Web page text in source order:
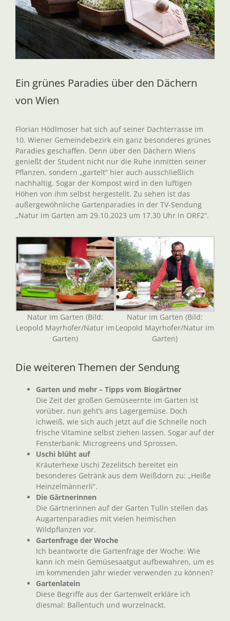
Ein grünes Paradies über den Dächern
von Wien
Florian Hödlmoser hat sich auf seiner Dachterrasse im
10. Wiener Gemeindebezirk ein ganz besonderes grünes
Paradies geschaffen. Denn über den Dächern Wiens
genießt der Student nicht nur die Ruhe inmitten seiner
Pflanzen, sondern „gartelt“ hier auch ausschließlich
nachhaltig. Sogar der Kompost wird in den luftigen
Höhen von ihm selbst hergestellt. Zu sehen ist das
außergewöhnliche Gartenparadies in der TV-Sendung
„Natur im Garten am 29.10.2023 um 17.30 Uhr in ORF2“.
Natur im Garten (Bild:
Leopold Mayrhofer/Natur im
Garten)
Natur im Garten (Bild:
Leopold Mayrhofer/Natur im
Garten)
Die weiteren Themen der Sendung
Garten und mehr – Tipps vom Biogärtner
Die Zeit der großen Gemüseernte im Garten ist
vorüber, nun geht’s ans Lagergemüse. Doch
ichweiß, wie sich auch jetzt auf die Schnelle noch
frische Vitamine selbst ziehen lassen. Sogar auf der
Fensterbank: Microgreens und Sprossen.
Uschi blüht auf
Kräuterhexe Uschi Zezelitsch bereitet ein
besonderes Getränk aus dem Weißdorn zu: „Heiße
Heinzelmännerli“.
Die Gärtnerinnen
Die Gärtnerinnen auf der Garten Tulln stellen das
Augartenparadies mit vielen heimischen
Wildpflanzen vor.
Gartenfrage der Woche
Ich beantworte die Gartenfrage der Woche: Wie
kann ich mein Gemüsesaatgut aufbewahren, um es
im kommenden Jahr wieder verwenden zu können?
Gartenlatein
Diese Begriffe aus der Gartenwelt erkläre ich
diesmal: Ballentuch und wurzelnackt.